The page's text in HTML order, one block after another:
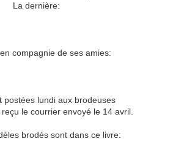
La dernière:
compagnie de ses amies:
postées lundi aux brodeuses
le courrier envoyé le 14 avril.
brodés sont dans ce livre: